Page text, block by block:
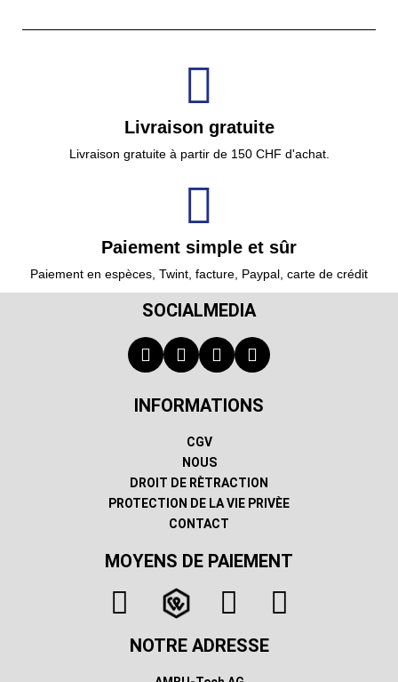
Livraison gratuite
Livraison gratuite à partir de 150 CHF d'achat.
Paiement simple et sûr
Paiement en espèces, Twint, facture, Paypal, carte de crédit
SOCIALMEDIA
INFORMATIONS
CGV
NOUS
DROIT DE RÈTRACTION
PROTECTION DE LA VIE PRIVÈE
CONTACT
MOYENS DE PAIEMENT
NOTRE ADRESSE